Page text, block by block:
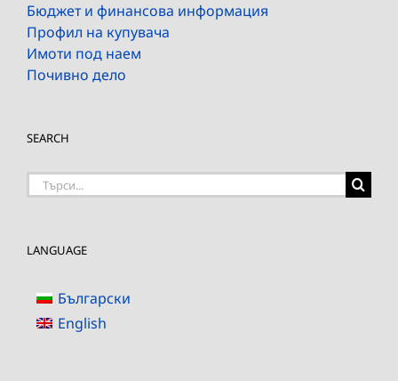
Бюджет и финансова информация
Профил на купувача
Имоти под наем
Почивно дело
SEARCH
Търсене
LANGUAGE
Български
English